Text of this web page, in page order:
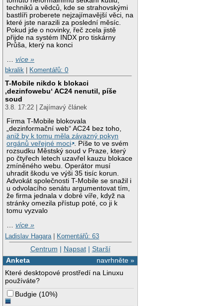
techniků a vědců, kde se strahovskými
bastlíři proberete nejzajímavější věci, na
které jste narazili za poslední měsíc.
Pokud jde o novinky, řeč zcela jistě
přijde na systém INDX pro tiskárny
Průša, který na konci
…více »
bkralik
Komentářů: 0
T-Mobile nikdo k blokaci
‚dezinfowebu‘ AC24 nenutil, píše
soud
3.8. 17:22 | Zajímavý článek
Firma T-Mobile blokovala
„dezinformační web“ AC24 bez toho,
aniž by k tomu měla závazný pokyn
orgánů veřejné moci . Píše to ve svém
rozsudku Městský soud v Praze, který
po čtyřech letech uzavřel kauzu blokace
zmíněného webu. Operátor musí
uhradit škodu ve výši 35 tisíc korun.
Advokát společnosti T-Mobile se snažil i
u odvolacího senátu argumentovat tím,
že firma jednala v dobré víře, když na
stránky omezila přístup poté, co ji k
tomu vyzvalo
…více »
Ladislav Hagara | Komentářů: 63
Centrum | Napsat| Starší
navrhněte »
Anketa
Které desktopové prostředí na Linuxu
používáte?
Budgie (10%)